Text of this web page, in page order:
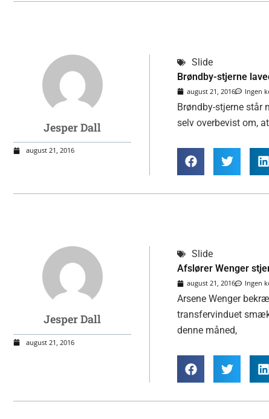
Jesper Dall
august 21, 2016
Slide
Brøndby-stjerne
august 21, 2016 Ingen
Brøndby-stjerne står
selv overbevist om,
Jesper Dall
august 21, 2016
Slide
Afslører Wenger
august 21, 2016 Ingen
Arsene Wenger
transfervinduet
denne måned,